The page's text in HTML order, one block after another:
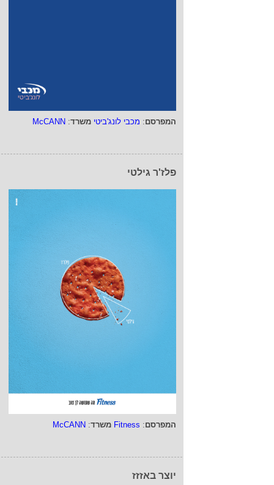
המפרסם: מכבי לונג'ביטי משרד:
McCANN
פלז'ר גילטי
המפרסם:
Fitness משרד:
McCANN
יוצר באזזז